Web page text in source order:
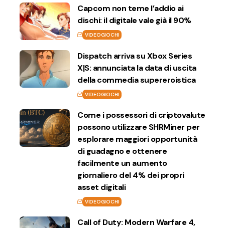
Capcom non teme l’addio ai
dischi: il digitale vale già il 90%
VIDEOGIOCHI
Dispatch arriva su Xbox Series
X|S: annunciata la data di uscita
della commedia supereroistica
VIDEOGIOCHI
Come i possessori di criptovalute
possono utilizzare SHRMiner per
esplorare maggiori opportunità
di guadagno e ottenere
facilmente un aumento
giornaliero del 4% dei propri
asset digitali
VIDEOGIOCHI
Call of Duty: Modern Warfare 4,